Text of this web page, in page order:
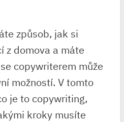
způsob, jak si
z domova a máte
copywriterem může
možností. V tomto
je to copywriting,
kroky musíte